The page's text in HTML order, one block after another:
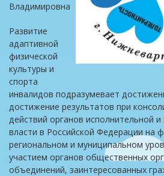
Владимировна
Развитие
адаптивной
физической
культуры и
спорта
инвалидов подразумевает
достижение результатов при
действий органов исполнительной
власти в Российской Федерации на
региональном и муниципальном
участием органов общественных
объединений, заинтересованных